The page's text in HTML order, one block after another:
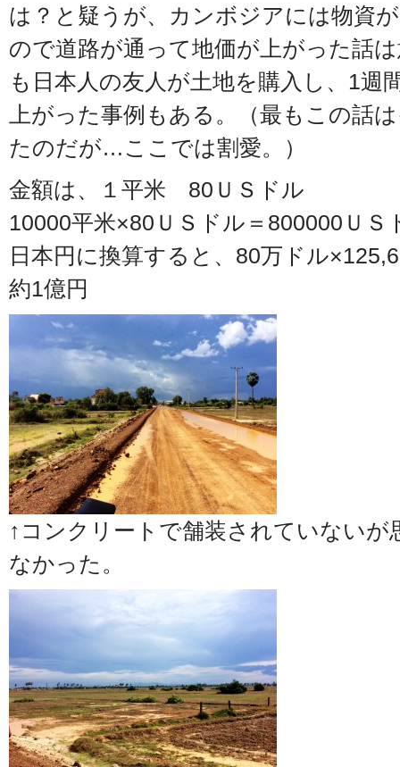
は？と疑うが、カンボジアには物資
ので道路が通って地価が上がった話
も日本人の友人が土地を購入し、1週
上がった事例もある。（最もこの話
たのだが…ここでは割愛。）
金額は、１平米 80ＵＳドル
10000平米×80ＵＳドル＝800000ＵＳ
日本円に換算すると、80万ドル
約1億円
↑コンクリートで舗装されていない
なかった。